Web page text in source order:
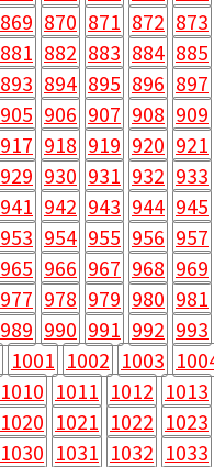
869 870 871 872 873
881 882 883 884 885
893 894 895 896 897
905 906 907 908 909
917 918 919 920 921
929 930 931 932 933
941 942 943 944 945
953 954 955 956 957
965 966 967 968 969
977 978 979 980 981
989 990 991 992 993
1001 1002 1003
1010 1011 1012 1013
1020 1021 1022 1023
1030 1031 1032 1033